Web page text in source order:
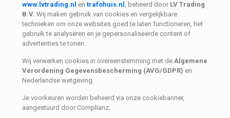
www.lvtrading.nl en trafohuis.nl , beheerd door LV Trading
B.V. Wij maken gebruik van cookies en vergelijkbare
technieken om onze websites goed te laten functioneren, het
gebruik te analyseren en je gepersonaliseerde content of
advertenties te tonen.
Wij verwerken cookies in overeenstemming met de Algemene
Verordening Gegevensbescherming (AVG/GDPR) en
Nederlandse wetgeving.
Je voorkeuren worden beheerd via onze cookiebanner,
aangestuurd door Complianz.